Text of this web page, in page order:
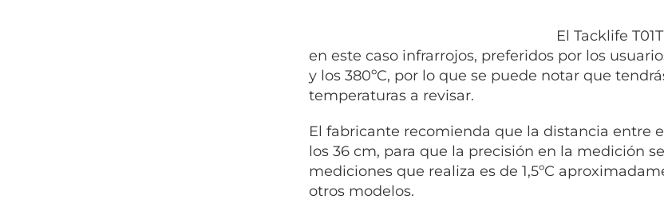
El Tacklife
en este caso infrarrojos, preferidos por los
y los 380ºC, por lo que se puede notar que
temperaturas a revisar.
El fabricante recomienda que la distancia entre
los 36 cm, para que la precisión en la medición
mediciones que realiza es de 1,5ºC
otros modelos.